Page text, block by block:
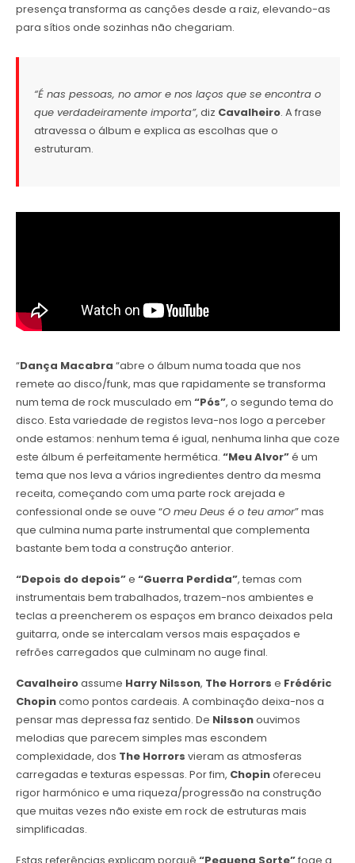
presença transforma as canções desde a raiz, elevando-as
para sítios onde sozinhas não chegariam.
“É nas pessoas, no amor e nos laços que se encontra o
que verdadeiramente importa”, diz Cavalheiro. A frase
atravessa o álbum e explica as escolhas que o
estruturam.
“Dança Macabra “abre o álbum numa toada que nos
remete ao disco/funk, mas que rapidamente se transforma
num tema de rock musculado em “Pós”, o segundo tema do
disco. Esta variedade de registos leva-nos logo a perceber
onde estamos: nenhum tema é igual, nenhuma linha que coze
este álbum é perfeitamente hermética. “Meu Alvor”é um
tema que nos leva a vários ingredientes dentro da mesma
receita, começando com uma parte rock arejada e
confessional onde se ouve “O meu Deus é o teu amor” mas
que culmina numa parte instrumental que complementa
bastante bem toda a construção anterior.
“Depois do depois”e “Guerra Perdida”, temas com
instrumentais bem trabalhados, trazem-nos ambientes e
teclas a preencherem os espaços em branco deixados pela
guitarra, onde se intercalam versos mais espaçados e
refrões carregados que culminam no auge final.
Cavalheiroassume Harry Nilsson, The Horrors e Frédéric
Chopincomo pontos cardeais. A combinação deixa-nos a
pensar mas depressa faz sentido. De Nilssonouvimos
melodias que parecem simples mas escondem
complexidade, dos The Horrors vieram as atmosferas
carregadas e texturas espessas. Por fim, Chopinofereceu
rigor harmónico e uma riqueza/progressão na construção
que muitas vezes não existe em rock de estruturas mais
simplificadas.
Estas referências explicam porquê “Pequena Sorte”foge a